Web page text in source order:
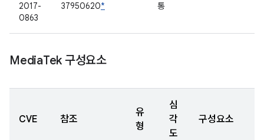
2017-
0863
37950620*
통
MediaTek 구성요소
CVE 참조
유
형
심
각
도
구성요소